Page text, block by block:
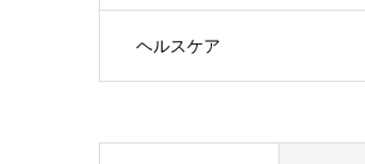
ヘルスケア